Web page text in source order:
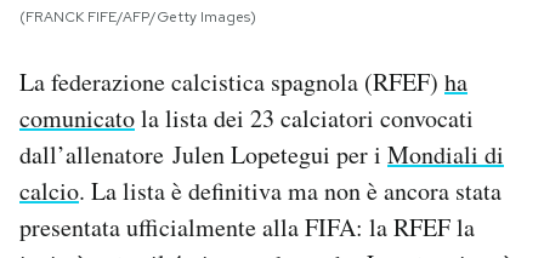
CALENDARIO
AREA PERSONALE
(FRANCK FIFE/AFP/Getty Images)
La federazione calcistica spagnola (RFEF) ha
comunicatola lista dei 23 calciatori convocati
dall’allenatore Julen Lopetegui per i Mondiali di
calcio. La lista è definitiva ma non è ancora stata
presentata ufficialmente alla FIFA: la RFEF la